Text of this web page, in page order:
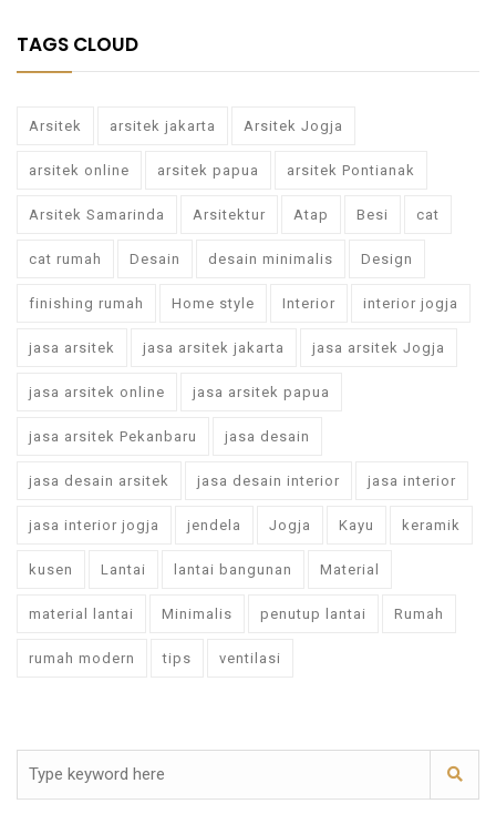
TAGS CLOUD
Arsitek arsitek jakarta Arsitek Jogja
arsitek online arsitek papua arsitek Pontianak
Arsitek Samarinda Arsitektur Atap Besi cat
cat rumah Desain desain minimalis Design
finishing rumah Home style Interior interior jogja
jasa arsitek jasa arsitek jakarta jasa arsitek Jogja
jasa arsitek online jasa arsitek papua
jasa arsitek Pekanbaru jasa desain
jasa desain arsitek jasa desain interior jasa interior
jasa interior jogja jendela Jogja Kayu keramik
kusen Lantai lantai bangunan Material
material lantai Minimalis penutup lantai Rumah
rumah modern tips ventilasi